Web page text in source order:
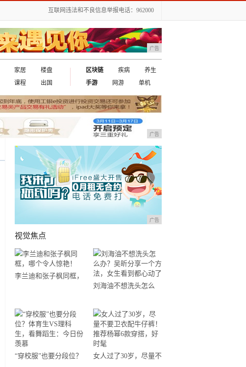
互联网违法和不良信息举报电话：962000
广告
家居
楼盘
课程 出国
区块链 疾病
养生
手游
网游 单机
广告
广告
视觉焦点
李兰迪和张子枫同框，
刘海油不想洗头怎么
法，女生看到都心动了
“穿校服”也要分段位？
女人过了30岁，尽量不